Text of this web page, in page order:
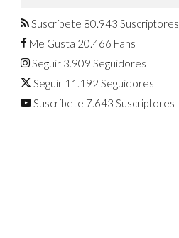
agosto
Suscríbete 80.943 Suscriptores
Me Gusta 20.466 Fans
Seguir 3.909 Seguidores
Seguir 11.192 Seguidores
Suscríbete 7.643 Suscriptores